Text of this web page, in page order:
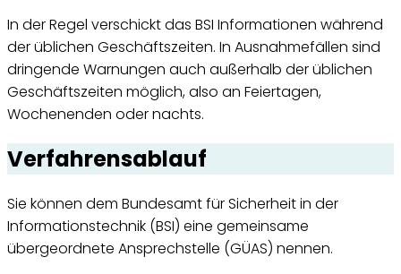
In der Regel verschickt das BSI Informationen während
der üblichen Geschäftszeiten. In Ausnahmefällen sind
dringende Warnungen auch außerhalb der üblichen
Geschäftszeiten möglich, also an Feiertagen,
Wochenenden oder nachts.
Verfahrensablauf
Sie können dem Bundesamt für Sicherheit in der
Informationstechnik (BSI) eine gemeinsame
übergeordnete Ansprechstelle (GÜAS) nennen.